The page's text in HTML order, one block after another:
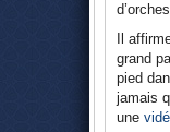
Il
grand
pied
jamais
une